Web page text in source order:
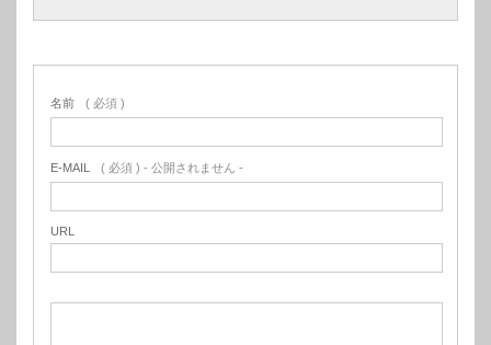
名前 ( 必須 )
E-MAIL ( 必須 ) - 公開されません -
URL